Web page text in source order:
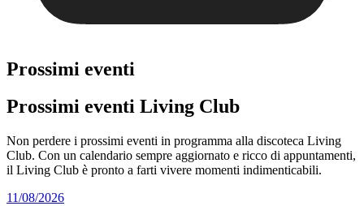
Prossimi eventi
Prossimi eventi Living Club
Non perdere i prossimi eventi in programma alla discoteca Living
Club. Con un calendario sempre aggiornato e ricco di appuntamenti,
il Living Club è pronto a farti vivere momenti indimenticabili.
11/08/2026